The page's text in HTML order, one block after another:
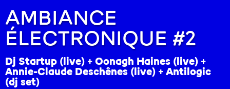
AMBIANCE
ÉLECTRONIQUE #2
Dj Startup (live) + Oonagh Haines (live) +
Annie-Claude Deschênes (live) + Antilogic
(dj set)